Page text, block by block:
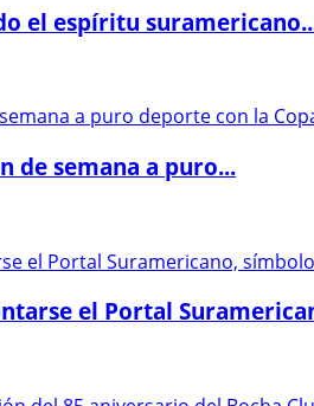
el espíritu
de semana a puro...
el Portal